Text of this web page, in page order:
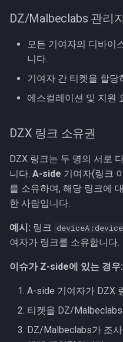
DZ/Malbeclabs 관리
모든 기여자의 디바이
니다.
기여자 간 티켓을 할당
에스컬레이션 및 지원
DZX 링크 소유권
DZX 링크는 두 명의 서로
니다. A-side 기여자(링크
를 소유하며, 해당 링크에
한 사람입니다.
예시: 링크
여자가 링크를 소유합니다.
이슈가 Z-side에 있는 경우:
A-side 기여자가 DZX
티켓을 DZ/
DZ/Malbeclabs가 조